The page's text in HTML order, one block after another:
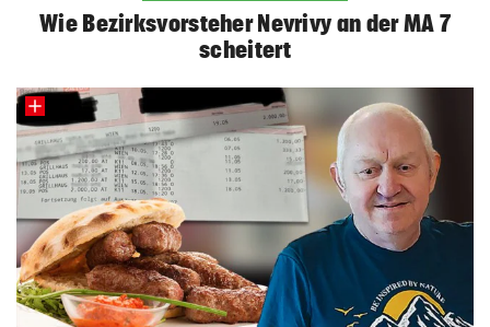
Wie Bezirksvorsteher Nevrivy an der MA 7
scheitert